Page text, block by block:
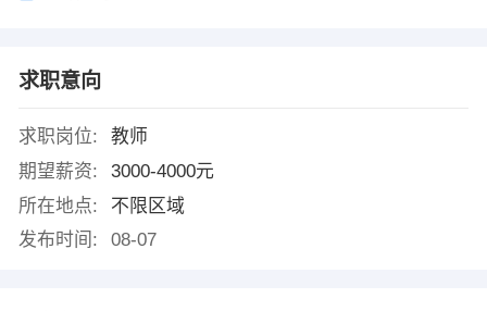
求职意向
求职岗位:
教师
期望薪资:
3000-4000元
所在地点:
不限区域
发布时间:
08-07